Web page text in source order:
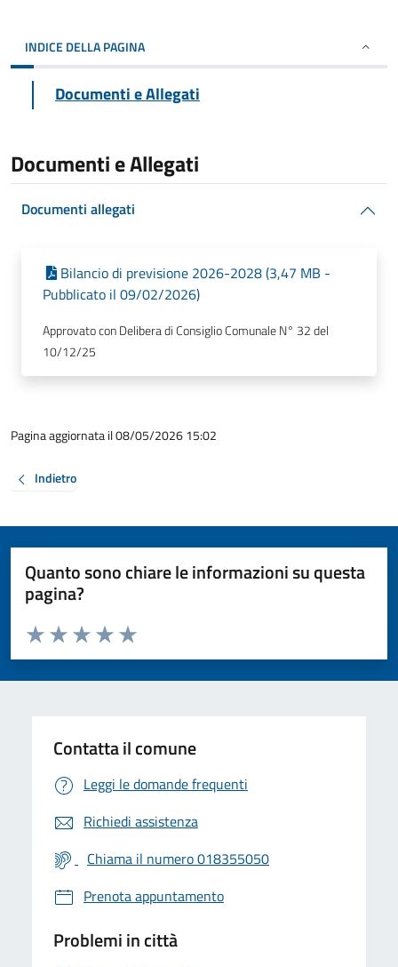
INDICE DELLA PAGINA
Documenti e Allegati
Documenti e Allegati
Documenti allegati
Bilancio di previsione 2026-2028 (3,47 MB -
Pubblicato il 09/02/2026)
Approvato con Delibera di Consiglio Comunale N° 32 del
10/12/25
Pagina aggiornata il 08/05/2026 15:02
Indietro
Quanto sono chiare le informazioni su questa
pagina?
Valuta da 1 a 5 stelle la pagina
Valuta 5 stelle su 5
Valuta 4 stelle su 5
Valuta 3 stelle su 5
Valuta 2 stelle su 5
Valuta 1 stelle su 5
Contatta il comune
Leggi le domande frequenti
Richiedi assistenza
Chiama il numero 018355050
Prenota appuntamento
Problemi in città